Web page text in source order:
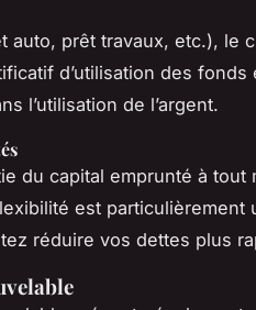
auto, prêt travaux, etc.), le
d’utilisation des fonds
l’utilisation de l’argent.
du capital emprunté à tout
est particulièrement
réduire vos dettes plus